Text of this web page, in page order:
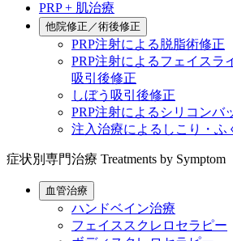
PRP + 肌治療
他院修正／術後修正
PRP注射による脱脂術修正
PRP注射によるフェイスラ
吸引後修正
しぼう吸引後修正
PRP注射によるシリコンバ
注入治療によるしこり・ふ
症状別専門治療 Treatments by Symptom
血管治療
ハンドベイン治療
フェイススクレロセラピー